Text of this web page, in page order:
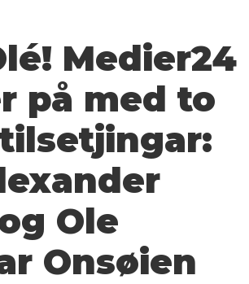
Medier24
på med to
Ole
Onsøien